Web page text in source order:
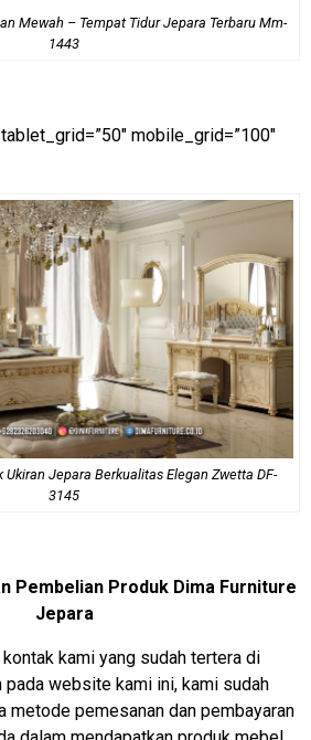
Mewah – Tempat Tidur Jepara Terbaru Mm-
1443
mobile_grid=”100″
Jepara Berkualitas Elegan Zwetta DF-
3145
Pembelian Produk Dima Furniture
Jepara
kami yang sudah tertera di
pada website kami ini, kami sudah
metode pemesanan dan pembayaran